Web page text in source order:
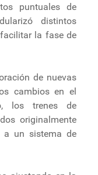
puntuales de
distintos
la fase de
de nuevas
cambios en el
los trenes de
originalmente
a un sistema de